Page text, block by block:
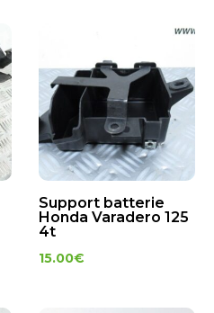
Support batterie
Honda Varadero 125
4t
15.00€